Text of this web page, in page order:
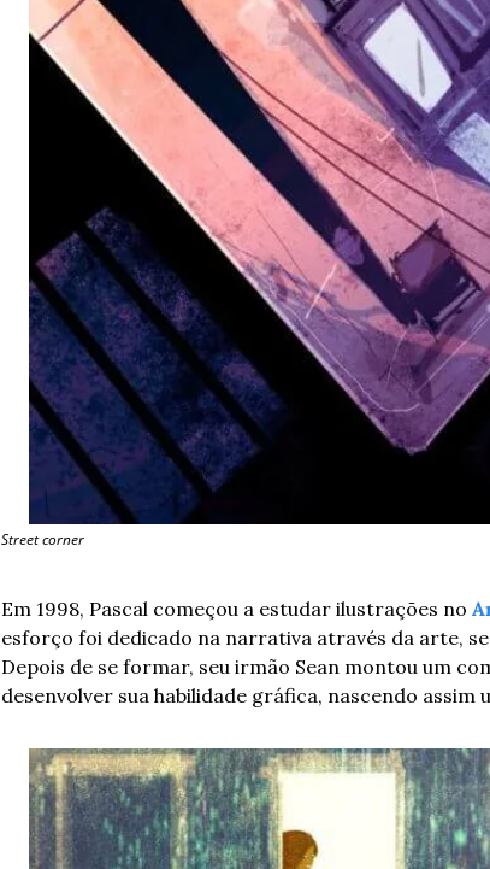
Street corner
Em 1998, Pascal começou a estudar ilustrações no
esforço foi dedicado na narrativa através da arte,
Depois de se formar, seu irmão Sean montou um
desenvolver sua habilidade gráfica, nascendo assim